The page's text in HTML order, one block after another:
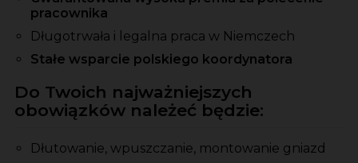
pracownika
Długotrwała i legalna praca w Niemczech
Stałe wsparcie polskiego koordynatora
Do Twoich najważniejszych
obowiązków należeć będzie:
Dłutowanie, wpuszczanie, montowanie gniazd